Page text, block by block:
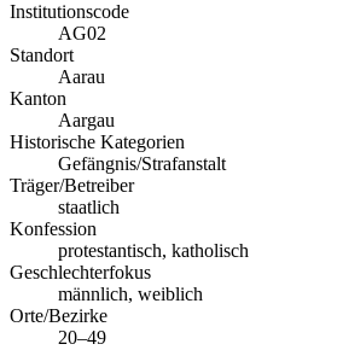
Institutionscode
AG02
Standort
Aarau
Kanton
Aargau
Historische Kategorien
Gefängnis/Strafanstalt
Träger/Betreiber
staatlich
Konfession
protestantisch, katholisch
Geschlechterfokus
männlich, weiblich
Orte/Bezirke
20–49